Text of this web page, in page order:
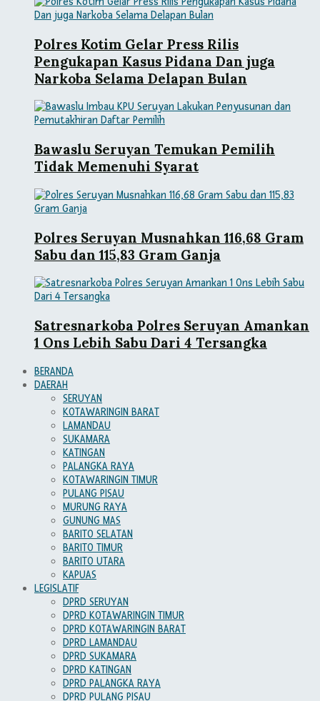
Polres Kotim Gelar Press Rilis
Pengukapan Kasus Pidana Dan juga
Narkoba Selama Delapan Bulan
Bawaslu Seruyan Temukan Pemilih
Tidak Memenuhi Syarat
Polres Seruyan Musnahkan 116,68 Gram
Sabu dan 115,83 Gram Ganja
Satresnarkoba Polres Seruyan Amankan
1 Ons Lebih Sabu Dari 4 Tersangka
BERANDA
DAERAH
SERUYAN
KOTAWARINGIN BARAT
LAMANDAU
SUKAMARA
KATINGAN
PALANGKA RAYA
KOTAWARINGIN TIMUR
PULANG PISAU
MURUNG RAYA
GUNUNG MAS
BARITO SELATAN
BARITO TIMUR
BARITO UTARA
KAPUAS
LEGISLATIF
DPRD SERUYAN
DPRD KOTAWARINGIN TIMUR
DPRD KOTAWARINGIN BARAT
DPRD LAMANDAU
DPRD SUKAMARA
DPRD KATINGAN
DPRD PALANGKA RAYA
DPRD PULANG PISAU